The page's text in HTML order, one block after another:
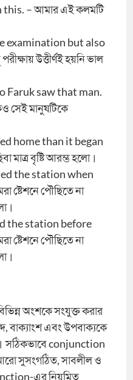
this. – আমার এই কলমটি
examination but also
উত্তীর্ণই হয়নি ভাল
Faruk saw that man.
সেই মানুষটিকে
home than it began
মাত্র বৃষ্টি আরম্ভ হলো।
the station when
পৌছিতে না
the station before
পৌছিতে না
অংশকে সংযুক্ত করার
বাক্যাংশ এবং উপবাক্যকে
সঠিকভাবে conjunction
সুসংগঠিত, সাবলীল ও
এর নিয়মিত